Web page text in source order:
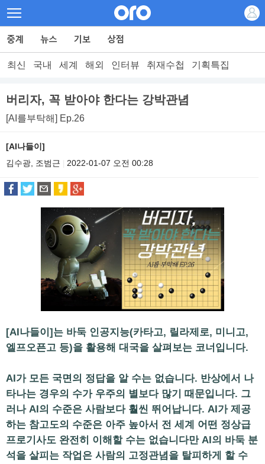
최신 국내 세계 해외 인터뷰 취재수첩 기획특집
버리자, 꼭 받아야 한다는 강박관념
[AI를부탁해] Ep.26
[AI나들이]
김수광, 조범근
2022-01-07 오전 00:28
[AI나들이]는 바둑 인공지능(카타고, 릴라제로, 미니고,
엘프오픈고 등)을 활용해 대국을 살펴보는 코너입니다.
AI가 모든 국면의 정답을 알 수는 없습니다. 반상에서 나
타나는 경우의 수가 우주의 별보다 많기 때문입니다. 그
러나 AI의 수준은 사람보다 훨씬 뛰어납니다. AI가 제공
하는 참고도의 수준은 아주 높아서 전 세계 어떤 정상급
프로기사도 완전히 이해할 수는 없습니다만 AI의 바둑 분
석을 살피는 작업은 사람의 고정관념을 탈피하게 할 수